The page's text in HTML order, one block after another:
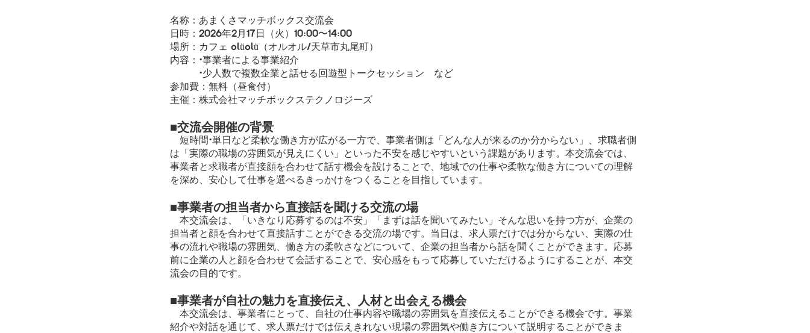
名称：あまくさマッチボックス交流会
日時：2026年2月17日（火）10:00〜14:00
場所：カフェ olüolü（オルオル/天草市丸尾町）
内容：・事業者による事業紹介
・少人数で複数企業と話せる回遊型トークセッション など
参加費：無料（昼食付）
主催：株式会社マッチボックステクノロジーズ
■交流会開催の背景
短時間・単日など柔軟な働き方が広がる一方で、事業者側は「どんな人が来るのか分からない」、求職者側
は「実際の職場の雰囲気が見えにくい」といった不安を感じやすいという課題があります。本交流会では、
事業者と求職者が直接顔を合わせて話す機会を設けることで、地域での仕事や柔軟な働き方についての理解
を深め、安心して仕事を選べるきっかけをつくることを目指しています。
■事業者の担当者から直接話を聞ける交流の場
本交流会は、「いきなり応募するのは不安」「まずは話を聞いてみたい」そんな思いを持つ方が、企業の
担当者と顔を合わせて直接話すことができる交流の場です。当日は、求人票だけでは分からない、実際の仕
事の流れや職場の雰囲気、働き方の柔軟さなどについて、企業の担当者から話を聞くことができます。応募
前に企業の人と顔を合わせて会話することで、安心感をもって応募していただけるようにすることが、本交
流会の目的です。
■事業者が自社の魅力を直接伝え、人材と出会える機会
本交流会は、事業者にとって、自社の仕事内容や職場の雰囲気を直接伝えることができる機会です。事業
紹介や対話を通じて、求人票だけでは伝えきれない現場の雰囲気や働き方について説明することができま